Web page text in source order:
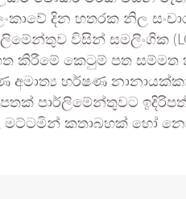
දින හතරක නිල
විසින් සමලිංගික
නීතිගත කිරීමේ කෙටුම් පත
හර්ෂණ
පාර්ලිමේන්තුවට
මට්ටමින් කතාබහක් හෝ